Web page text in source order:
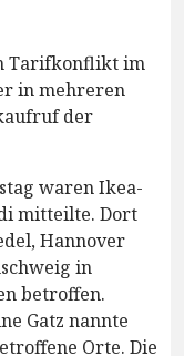
Tarifkonflikt im
in mehreren
der
waren Ikea-
mitteilte. Dort
Hannover
in
betroffen.
Gatz nannte
Orte. Die